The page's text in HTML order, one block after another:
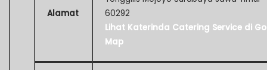
Alamat
60292
Lihat Katerinda Catering Service di
Map